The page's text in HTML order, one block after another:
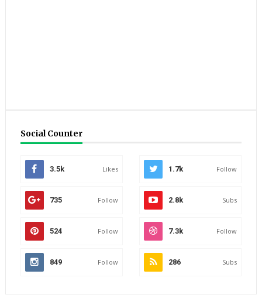
Social Counter
3.5k Likes 1.7k Follow
735 Follow 2.8k Subs
524 Follow 7.3k Follow
849 Follow 286 Subs